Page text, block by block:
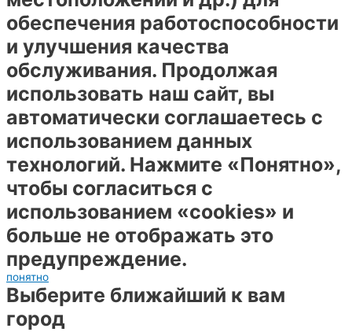
обеспечения работоспособности
и улучшения качества
обслуживания. Продолжая
использовать наш сайт, вы
автоматически соглашаетесь с
использованием данных
технологий. Нажмите «Понятно»,
чтобы согласиться с
использованием «cookies» и
больше не отображать это
предупреждение.
понятно
Выберите ближайший к вам
город